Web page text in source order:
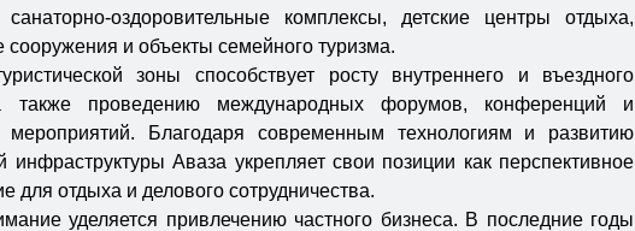
санаторно-оздоровительные комплексы, детские центры отдыха,
сооружения и объекты семейного туризма.
зоны способствует росту внутреннего и въездного
также проведению международных форумов, конференций и
мероприятий. Благодаря современным технологиям и развитию
инфраструктуры Аваза укрепляет свои позиции как перспективное
для отдыха и делового сотрудничества.
уделяется привлечению частного бизнеса. В последние годы